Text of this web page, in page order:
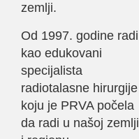
zemlji.
Od 1997. godine radi
kao edukovani
specijalista
radiotalasne hirurgije
koju je PRVA počela
da radi u našoj zemlji